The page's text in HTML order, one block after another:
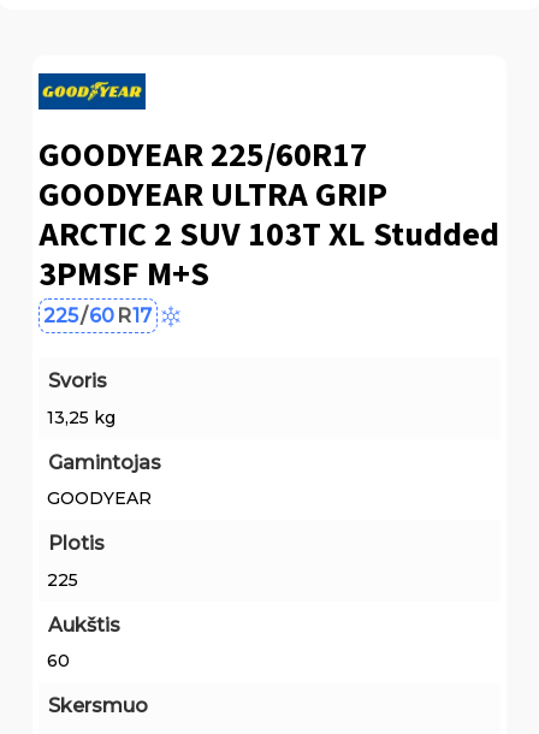
GOODYEAR 225/60R17
GOODYEAR ULTRA GRIP
ARCTIC 2 SUV 103T XL Studded
3PMSF M+S
225/60 R17
Svoris
13,25 kg
Gamintojas
GOODYEAR
Plotis
225
Aukštis
60
Skersmuo